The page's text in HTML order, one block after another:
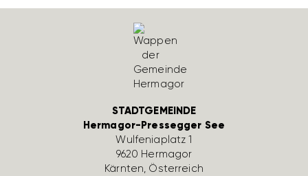
STADTGEMEINDE
Hermagor-Pressegger See
Wulfe­nia­platz 1
9620 Hermagor
Kärnten, Öster­reich